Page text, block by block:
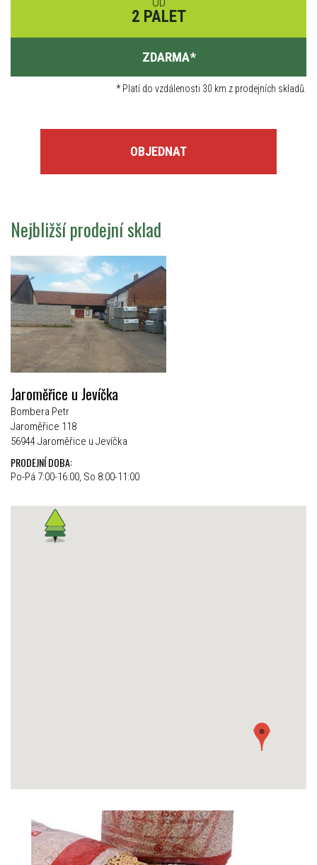
2 PALET
ZDARMA*
*Platí do vzdálenosti 30 km z prodejních skladů.
OBJEDNAT
Nejbližší prodejní sklad
Jaroměřice u Jevíčka
Bombera Petr
Jaroměřice 118
56944 Jaroměřice u Jevíčka
PRODEJNÍ DOBA:
Po-Pá 7:00-16:00, So 8:00-11:00